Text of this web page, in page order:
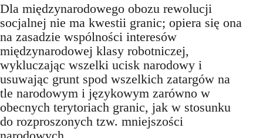
Dla międzynarodowego obozu rewolucji
socjalnej nie ma kwestii granic; opiera się ona
na zasadzie wspólności interesów
międzynarodowej klasy robotniczej,
wykluczając wszelki ucisk narodowy i
usuwając grunt spod wszelkich zatargów na
tle narodowym i językowym zarówno w
obecnych terytoriach granic, jak w stosunku
do rozproszonych tzw. mniejszości